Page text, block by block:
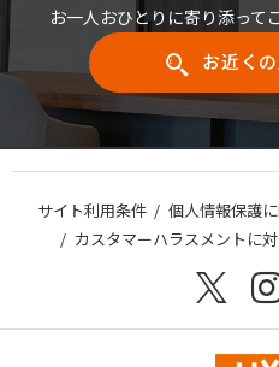
お一人おひとりに寄り添って
お近く
サイト利用条件 個人情報保護
カスタマーハラスメントに